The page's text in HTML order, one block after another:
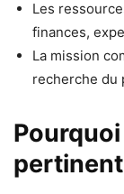
Les
finances,
La mission
recherche du